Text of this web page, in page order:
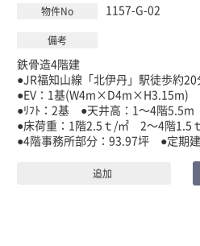
1157-G-02
鉄骨造4階建
●JR福知山線「北伊丹」駅徒歩約
●EV：1基(W4m×D4m×H3.15m)
●ﾘﾌﾄ：2基 ●天井高：1～4階5.5m
●床荷重：1階2.5ｔ/㎡ 2～4階1.5
●4階事務所部分：93.97坪 ●定期
追加